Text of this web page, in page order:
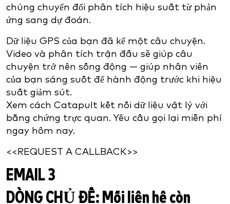
chúng chuyển đổi phân tích hiệu suất từ phản
ứng sang dự đoán.
Dữ liệu GPS của bạn đã kể một câu chuyện.
Video và phân tích trận đấu sẽ giúp câu
chuyện trở nên sống động — giúp nhân viên
của bạn sáng suốt để hành động trước khi hiệu
suất giảm sút.
Xem cách Catapult kết nối dữ liệu vật lý với
bằng chứng trực quan. Yêu cầu gọi lại miễn phí
ngay hôm nay.
<<REQUEST A CALLBACK>>
EMAIL 3
DÒNG CHỦ ĐỀ: Mối liên hệ còn